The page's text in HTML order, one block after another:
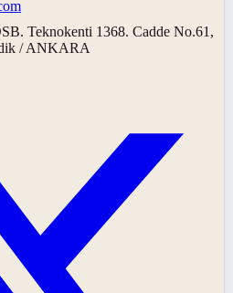
Teknokenti 1368. Cadde No.61,
/ ANKARA